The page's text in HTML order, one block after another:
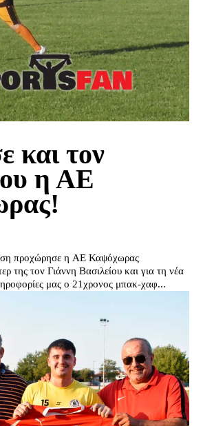
και τον
η ΑΕ
προχώρησε η ΑΕ Καψόχωρας
της τον Γιάννη Βασιλείου και για τη νέα
μας ο 21χρονος μπακ-χαφ...